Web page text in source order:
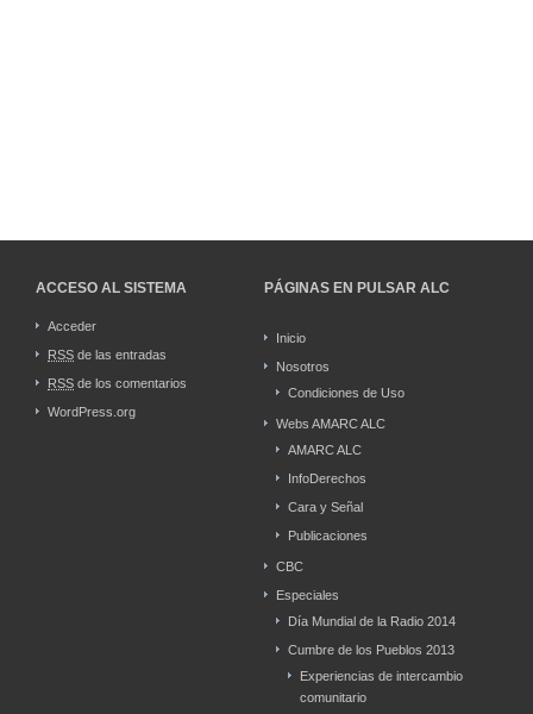
ACCESO AL SISTEMA
Acceder
RSS de las entradas
RSS de los comentarios
WordPress.org
PÁGINAS EN PULSAR ALC
Inicio
Nosotros
Condiciones de Uso
Webs AMARC ALC
AMARC ALC
InfoDerechos
Cara y Señal
Publicaciones
CBC
Especiales
Día Mundial de la Radio 2014
Cumbre de los Pueblos 2013
Experiencias de intercambio
comunitario